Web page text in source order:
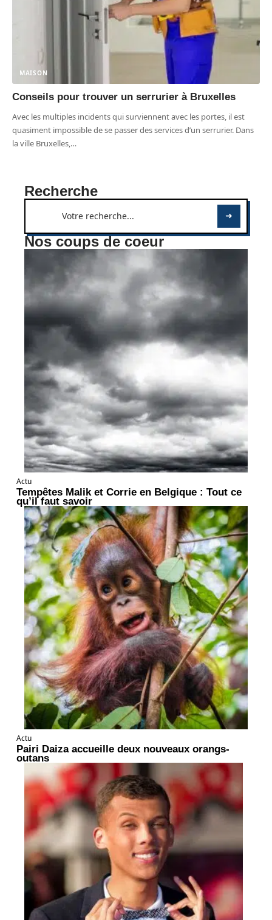
MAISON
Conseils pour trouver un serrurier à Bruxelles
Avec les multiples incidents qui surviennent avec les portes, il est
quasiment impossible de se passer des services d’un serrurier. Dans
la ville Bruxelles, …
Recherche
Nos coups de coeur
Actu
Tempêtes Malik et Corrie en Belgique : Tout ce
qu’il faut savoir
Actu
Pairi Daiza accueille deux nouveaux orangs-
outans